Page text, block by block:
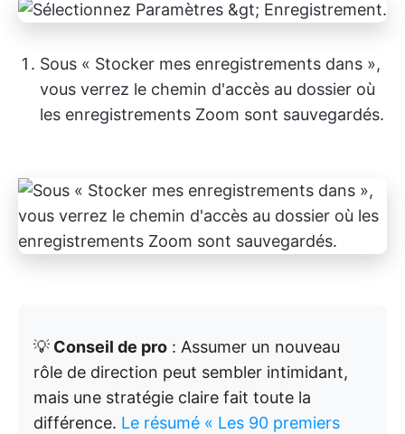
Sous « Stocker mes enregistrements dans »,
vous verrez le chemin d'accès au dossier où
les enregistrements Zoom sont sauvegardés.
💡 Conseil de pro : Assumer un nouveau
rôle de direction peut sembler intimidant,
mais une stratégie claire fait toute la
différence. Le résumé « Les 90 premiers